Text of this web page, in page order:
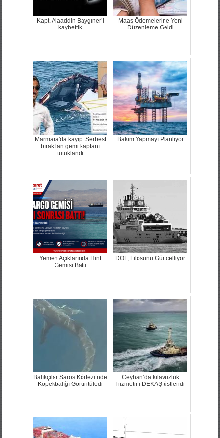
Kapt. Alaaddin Baygıner’i
kaybettik
Maaş Ödemelerine Yeni
Düzenleme Geldi
Marmara'da kayıp: Serbest
bırakılan gemi kaptanı
tutuklandı
Bakım Yapmayı Planlıyor
Yemen Açıklarında Hint
Gemisi Battı
DOF, Filosunu Güncelliyor
Balıkçılar Saros Körfezi’nde
Köpekbalığı Görüntüledi
Ceyhan’da kılavuzluk
hizmetini DEKAŞ üstlendi